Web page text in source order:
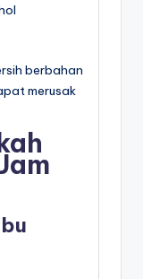
berbahan
merusak